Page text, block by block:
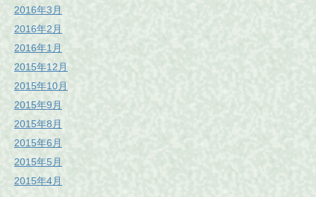
2016年3月
2016年2月
2016年1月
2015年12月
2015年10月
2015年9月
2015年8月
2015年6月
2015年5月
2015年4月